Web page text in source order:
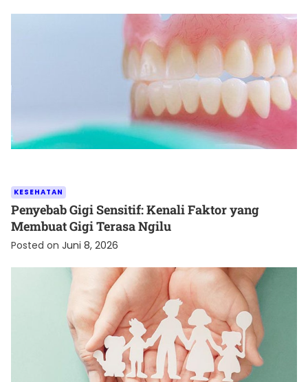
KESEHATAN
Penyebab Gigi Sensitif: Kenali Faktor yang
Membuat Gigi Terasa Ngilu
Posted on Juni 8, 2026